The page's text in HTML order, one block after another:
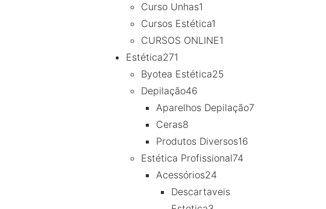
Curso Unhas1
Cursos Estética1
CURSOS ONLINE1
Estética271
Byotea Estética25
Depilação46
Aparelhos Depilação7
Ceras8
Produtos Diversos16
Estética Profissional74
Acessórios24
Descartaveis